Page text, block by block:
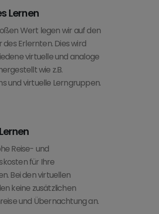
Lernen
Wert legen wir auf den
Erlernten. Dies wird
virtuelle und analoge
wie z.B.
und virtuelle Lerngruppen.
Reise- und
für Ihre
Bei den virtuellen
keine zusätzlichen
und Übernachtung an.